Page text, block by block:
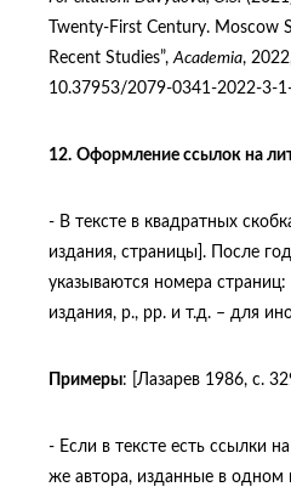
Twenty-First Century. Moscow
Recent Studies”,Academia,
10.37953/2079-0341-2022-3-
12. Оформление ссылок на
- В тексте в квадратных
издания, страницы]. После
указываются номера
издания, p., pp. и т.д. – для
Примеры: [Лазарев 1986, с.
- Если в тексте есть ссылки
же автора, изданные в одном